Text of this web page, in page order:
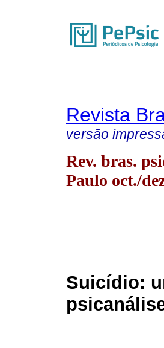
Revista
versão
Rev. bras.
Paulo oct./
Suicídio: